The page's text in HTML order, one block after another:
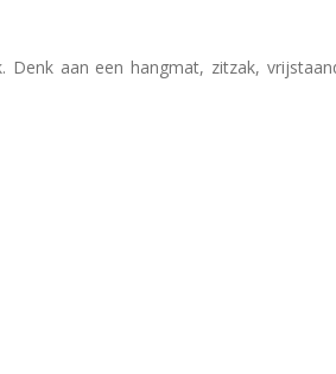
aan een hangmat, zitzak,